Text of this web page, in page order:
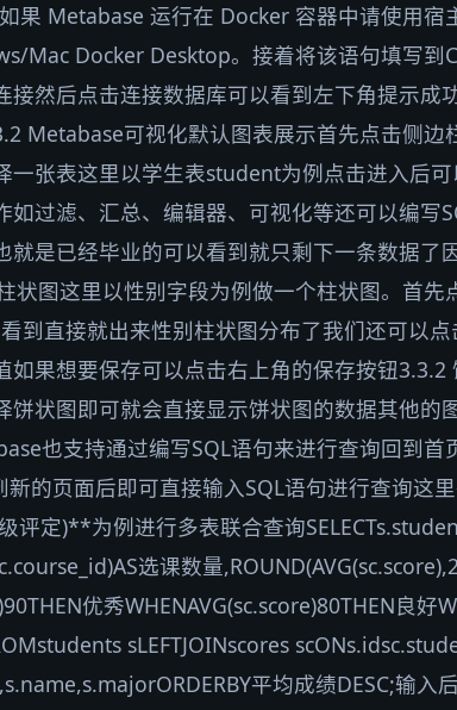
果 Metabase 运行在 Docker 容器中请使用宿
Mac Docker Desktop。接着将该语句填写
接然后点击连接数据库可以看到左下角提示成
Metabase可视化默认图表展示首先点击侧边
一张表这里以学生表student为例点击进入后
如过滤、汇总、编辑器、可视化等还可以编写
就是已经毕业的可以看到就只剩下一条数据了
状图这里以性别字段为例做一个柱状图。首先
到直接就出来性别柱状图分布了我们还可以
如果想要保存可以点击右上角的保存按钮3.3.2
饼状图即可就会直接显示饼状图的数据其他的
也支持通过编写SQL语句来进行查询回到首
新的页面后即可直接输入SQL语句进行查询这
评定)**为例进行多表联合查询
选课数量
优秀WHENAVG(sc.score)80THEN良好
sLEFTJOINscores
平均成绩DESC;输入